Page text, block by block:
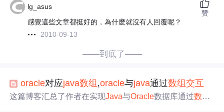
lg_asus
感覺這些文章都挺好的，為什麽就沒有人回覆呢？
2010-09-13
赞
——到底了——
oracle对应java数组 ,oracle与java通过数组交互
这篇博客汇总了作者在实现Java与Oracle数据库通过数组